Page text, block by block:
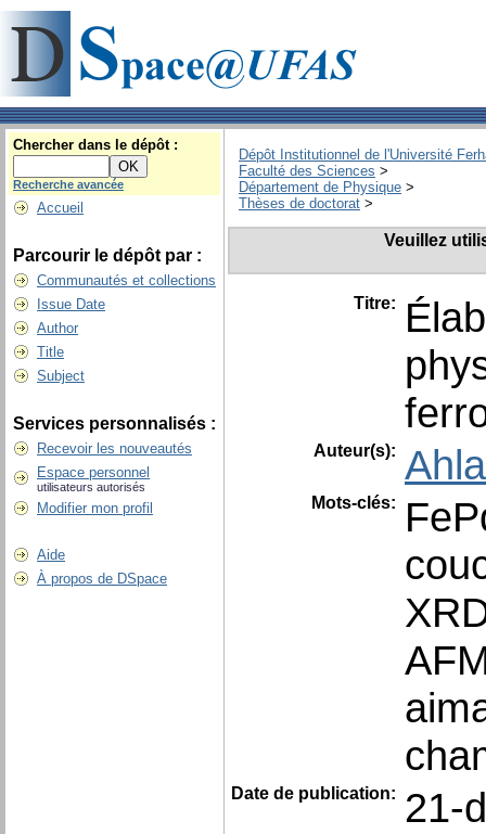
Chercher dans le dépôt :
Recherche avancée
Accueil
Parcourir le dépôt par :
Communautés et collections
Issue Date
Author
Title
Subject
Services personnalisés :
Recevoir les nouveautés
Espace personnel
utilisateurs autorisés
Modifier mon profil
Aide
À propos de DSpace
Dépôt Institutionnel de l'Université
Faculté des Sciences >
Département de Physique >
Thèses de doctorat >
Veuillez
Titre:
Auteur(s):
Mots-clés:
Date de publication: 21-